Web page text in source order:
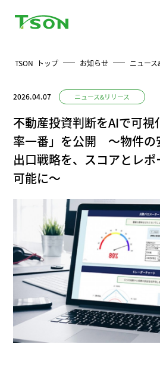
TSON トップ お知らせ ニュース
2026.04.07 ニュース&リリース
不動産投資判断をAIで可
率一番」を公開 ～物件の
出口戦略を、スコアとレ
可能に～